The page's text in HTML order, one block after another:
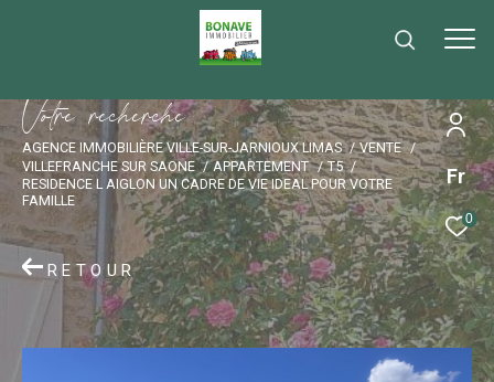
Fr
0
Votre recherche
AGENCE IMMOBILIÈRE VILLE-SUR-JARNIOUX LIMAS
VENTE
VILLEFRANCHE SUR SAONE
APPARTEMENT
T5
RESIDENCE L AIGLON UN CADRE DE VIE IDEAL POUR VOTRE
FAMILLE
RETOUR